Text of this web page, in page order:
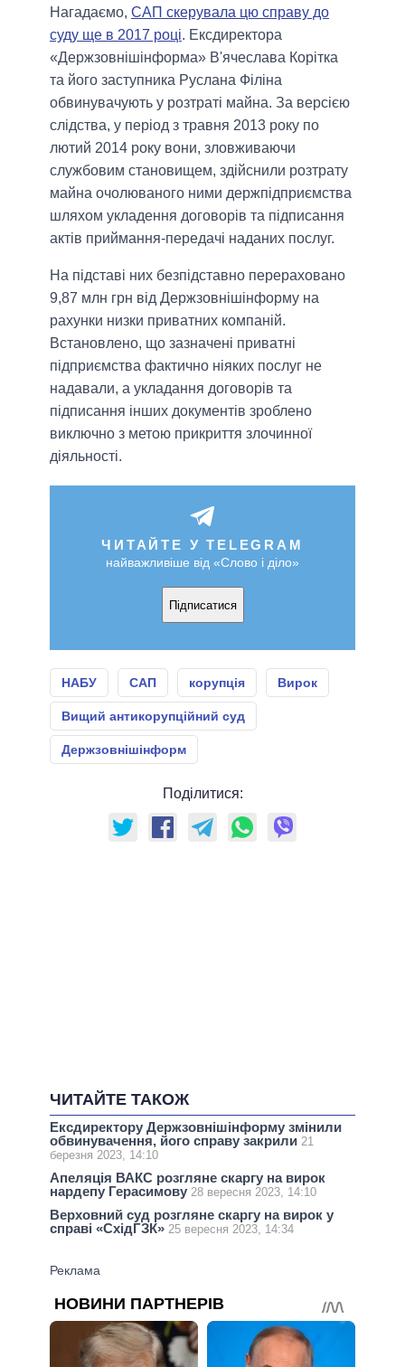
Нагадаємо, САП скерувала цю справу до
суду ще в 2017 році. Ексдиректора
«Держзовнішінформа» В'ячеслава Корітка
та його заступника Руслана Філіна
обвинувачують у розтраті майна. За версією
слідства, у період з травня 2013 року по
лютий 2014 року вони, зловживаючи
службовим становищем, здійснили розтрату
майна очолюваного ними держпідприємства
шляхом укладення договорів та підписання
актів приймання-передачі наданих послуг.
На підставі них безпідставно перераховано
9,87 млн грн від Держзовнішінформу на
рахунки низки приватних компаній.
Встановлено, що зазначені приватні
підприємства фактично ніяких послуг не
надавали, а укладання договорів та
підписання інших документів зроблено
виключно з метою прикриття злочинної
діяльності.
ЧИТАЙТЕ У TELEGRAM
найважливіше від «Слово і діло»
Підписатися
НАБУ САП корупція Вирок
Вищий антикорупційний суд
Держзовнішінформ
Поділитися:
ЧИТАЙТЕ ТАКОЖ
Ексдиректору Держзовнішінформу змінили
обвинувачення, його справу закрили 21
березня 2023, 14:10
Апеляція ВАКС розгляне скаргу на вирок
нардепу Герасимову 28 вересня 2023, 14:10
Верховний суд розгляне скаргу на вирок у
справі «СхідГЗК» 25 вересня 2023, 14:34